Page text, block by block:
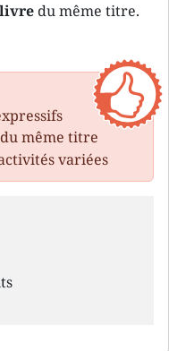
livredu même titre.
même titre
variées